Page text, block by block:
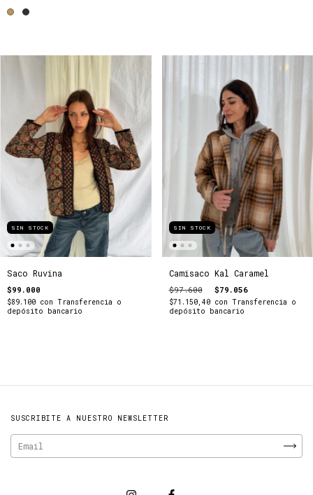
SIN STOCK
Saco Ruvina
$99.000
$89.100 con Transferencia o
depósito bancario
SIN STOCK
Camisaco Kal Caramel
$97.600 $79.056
$71.150,40 con Transferencia o
depósito bancario
SUSCRIBITE A NUESTRO NEWSLETTER